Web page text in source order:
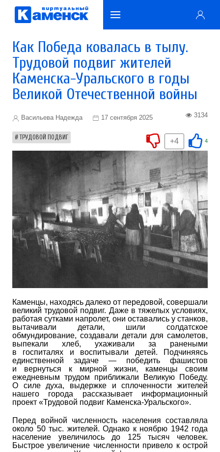
Как Победа ковалась в тылу.
Трудовой подвиг жителей
Каменска-Уральского в годы
Великой Отечественной войны
Васильева Надежда 17 сентября 2025 3134
ТРУДОВОЙ ПОДВИГ 4
+4
Каменцы, находясь далеко от передовой, совершали
великий трудовой подвиг. Даже в тяжелых условиях,
работая сутками напролет, они оставались у станков,
вытачивали детали, шили солдатское
обмундирование, создавали детали для самолетов,
выпекали хлеб, ухаживали за ранеными
в госпиталях и воспитывали детей. Подчиняясь
единственной задаче — победить фашистов
и вернуться к мирной жизни, каменцы своим
ежедневным трудом приближали Великую Победу.
О силе духа, выдержке и сплоченности жителей
нашего города рассказывает информационный
проект «Трудовой подвиг Каменска-Уральского».
Перед войной численность населения составляла
около 50 тыс. жителей. Однако к ноябрю 1942 года
население увеличилось до 125 тысяч человек.
Быстрое увеличение численности привело к острой